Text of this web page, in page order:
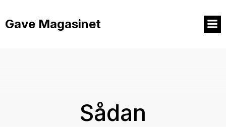
indhold
Gave Magasinet
Sådan